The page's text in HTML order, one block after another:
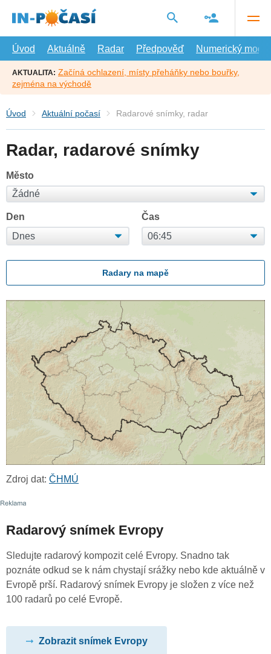
hlavní
Úvod
Aktuálně Radar Předpověď Numerický model
AKTUALITA: Začíná ochlazení, místy přeháňky nebo bouřky,
zejména na východě
Úvod Aktuální počasí Radarové snímky, radar
Radar, radarové snímky
Město
Den Čas
Radary na mapě
Zdroj dat: ČHMÚ
Radarový snímek Evropy
Sledujte radarový kompozit celé Evropy. Snadno tak
poznáte odkud se k nám chystají srážky nebo kde aktuálně v
Evropě prší. Radarový snímek Evropy je složen z více než
100 radarů po celé Evropě.
Zobrazit snímek Evropy